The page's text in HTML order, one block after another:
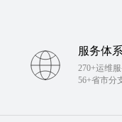
服务体系
270+运维
56+省市分